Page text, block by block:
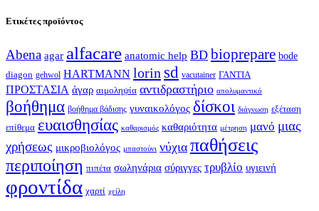
Ετικέτες προϊόντος
Abena agar alfacare anatomic help BD bioprepare bode
diagon gehwol HARTMANN lorin sd vacutainer ΓΑΝΤΙΑ
ΠΡΟΣΤΑΣΙΑ άγαρ αιμοληψία αντιδραστήριο απολυμαντικό
βοήθημα βοήθημα βάδισης γυναικολόγος δίσκοι διάγνωση εξέταση
επίθεμα ευαισθησίας καθαρισμός καθαριότητα μέτρηση μανό μιας
χρήσεως μικροβιολόγος μπαστούνι νύχια παθήσεις
περιποίηση πιπέτα σωληνάρια σύριγγες τρυβλίο υγιεινή
φροντίδα χαρτί χείλη